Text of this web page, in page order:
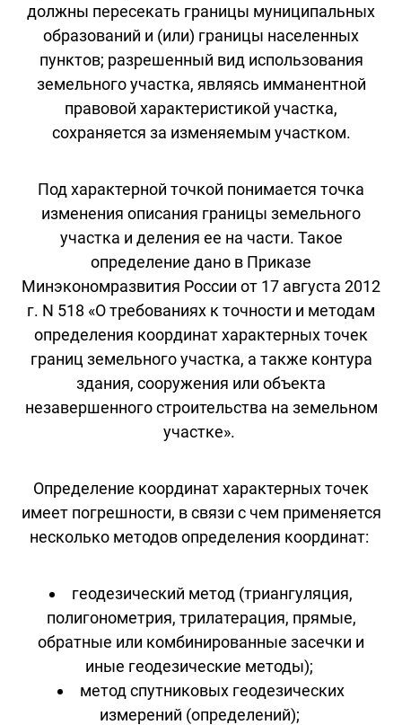
должны пересекать границы муниципальных
образований и (или) границы населенных
пунктов; разрешенный вид использования
земельного участка, являясь имманентной
правовой характеристикой участка,
сохраняется за изменяемым участком.
Под характерной точкой понимается точка
изменения описания границы земельного
участка и деления ее на части. Такое
определение дано в Приказе
Минэкономразвития России от 17 августа 2012
г. N 518 «О требованиях к точности и методам
определения координат характерных точек
границ земельного участка, а также контура
здания, сооружения или объекта
незавершенного строительства на земельном
участке».
Определение координат характерных точек
имеет погрешности, в связи с чем применяется
несколько методов определения координат:
геодезический метод (триангуляция,
полигонометрия, трилатерация, прямые,
обратные или комбинированные засечки и
иные геодезические методы);
метод спутниковых геодезических
измерений (определений);